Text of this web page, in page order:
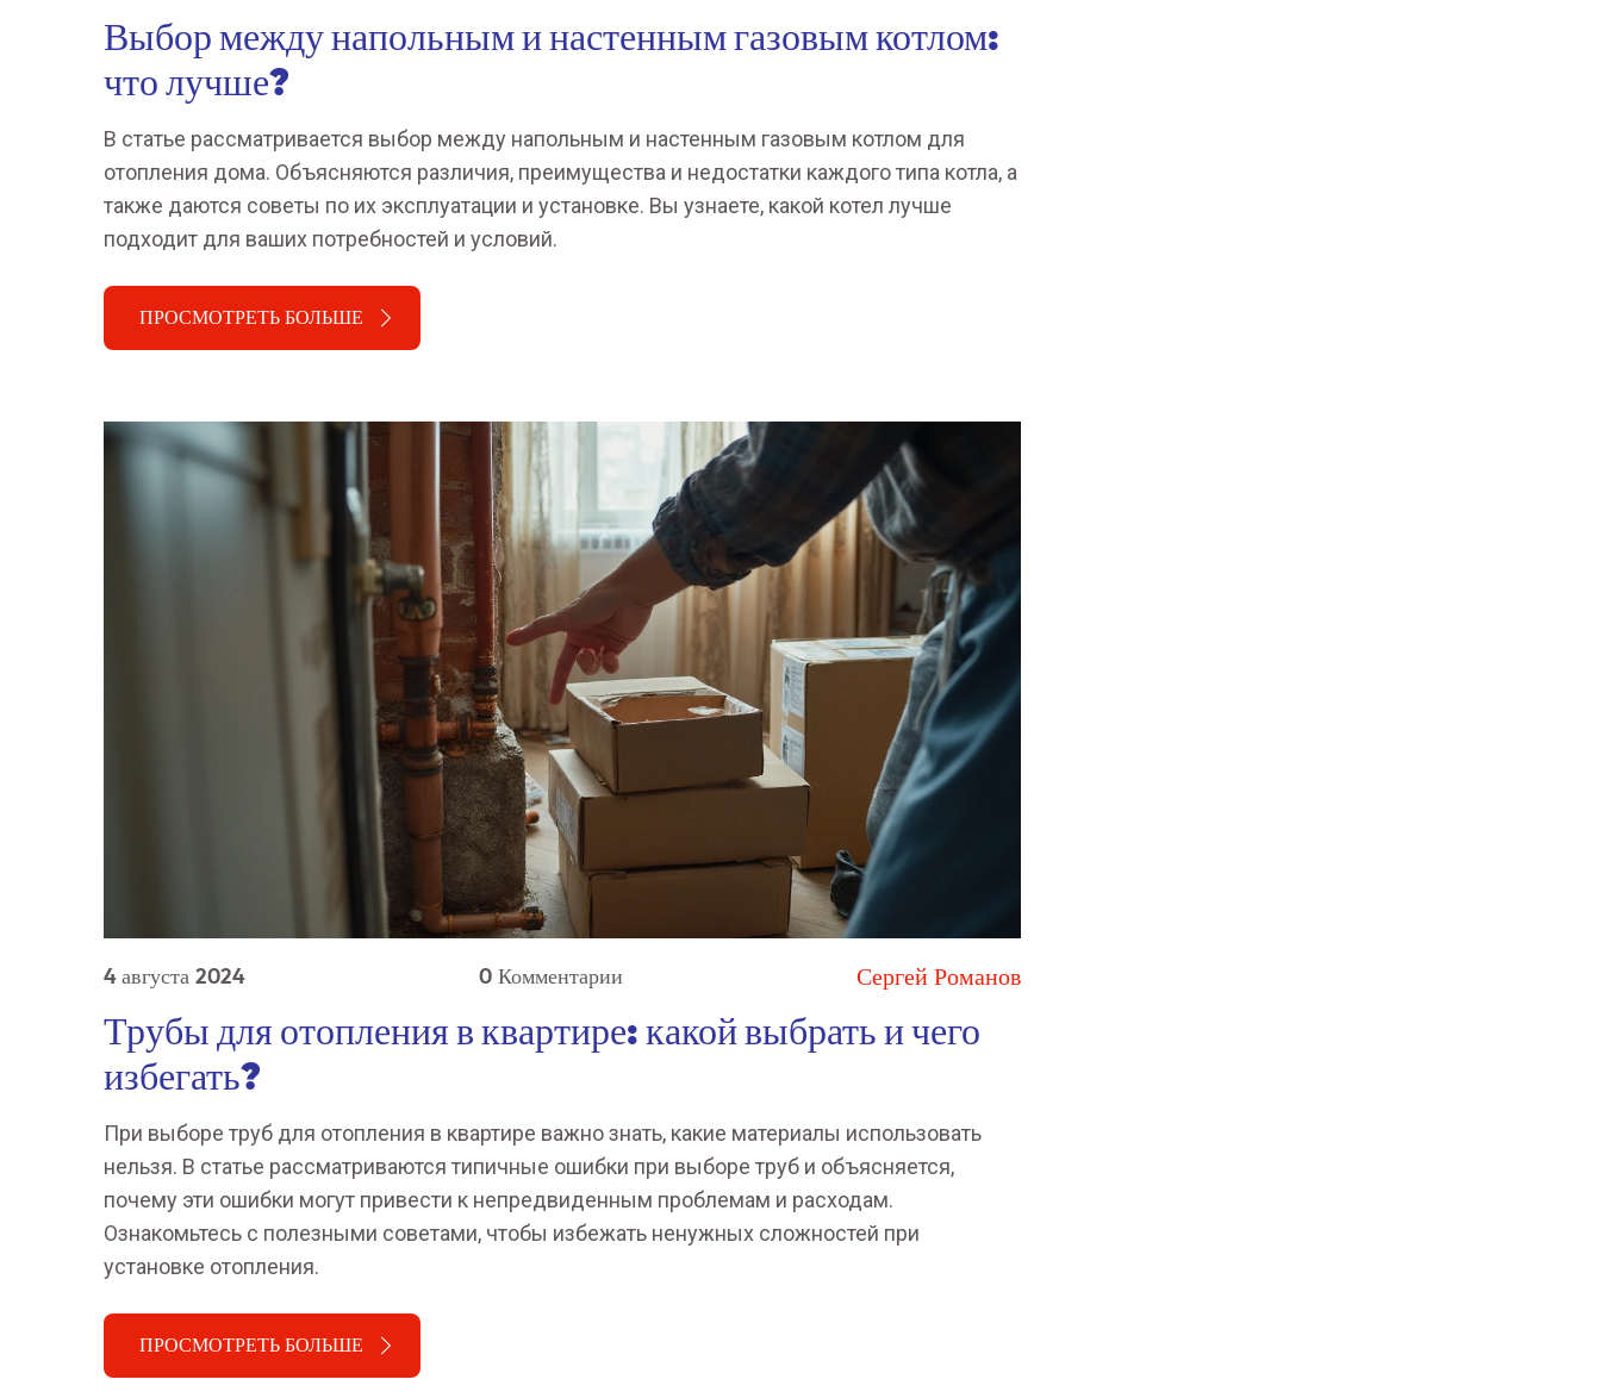
Выбор между напольным и настенным газовым котлом:
что лучше?
В статье рассматривается выбор между напольным и настенным газовым котлом для
отопления дома. Объясняются различия, преимущества и недостатки каждого типа котла, а
также даются советы по их эксплуатации и установке. Вы узнаете, какой котел лучше
подходит для ваших потребностей и условий.
ПРОСМОТРЕТЬ БОЛЬШЕ
4 августа 2024 0 Комментарии Сергей Романов
Трубы для отопления в квартире: какой выбрать и чего
избегать?
При выборе труб для отопления в квартире важно знать, какие материалы использовать
нельзя. В статье рассматриваются типичные ошибки при выборе труб и объясняется,
почему эти ошибки могут привести к непредвиденным проблемам и расходам.
Ознакомьтесь с полезными советами, чтобы избежать ненужных сложностей при
установке отопления.
ПРОСМОТРЕТЬ БОЛЬШЕ